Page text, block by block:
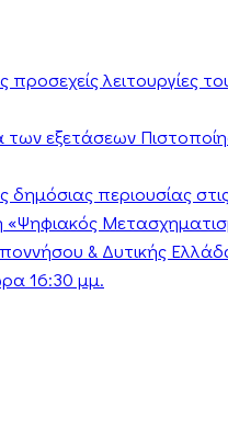
λειτουργίες
εξετάσεων
δημόσιας περιουσίας
& Δυτικής
16:30 μμ.